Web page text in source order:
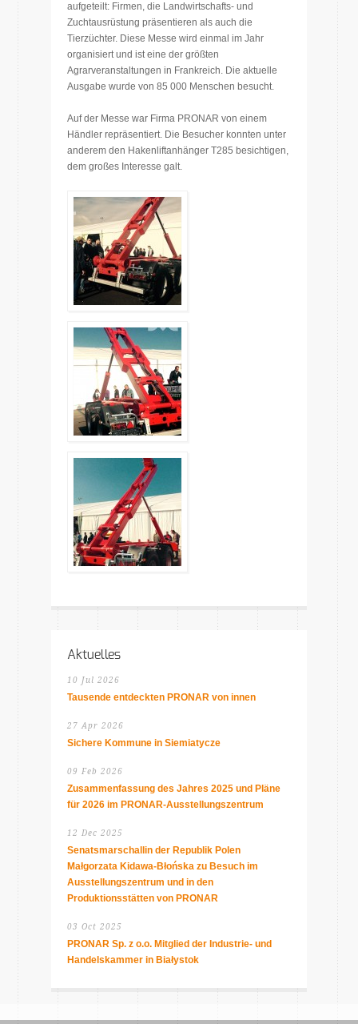
aufgeteilt: Firmen, die Landwirtschafts- und
Zuchtausrüstung präsentieren als auch die
Tierzüchter. Diese Messe wird einmal im Jahr
organisiert und ist eine der größten
Agrarveranstaltungen in Frankreich. Die aktuelle
Ausgabe wurde von 85 000 Menschen besucht.
Auf der Messe war Firma PRONAR von einem
Händler repräsentiert. Die Besucher konnten unter
anderem den Hakenliftanhänger T285 besichtigen,
dem großes Interesse galt.
Aktuelles
10 Jul 2026
Tausende entdeckten PRONAR von innen
27 Apr 2026
Sichere Kommune in Siemiatycze
09 Feb 2026
Zusammenfassung des Jahres 2025 und Pläne
für 2026 im PRONAR-Ausstellungszentrum
12 Dec 2025
Senatsmarschallin der Republik Polen
Małgorzata Kidawa-Błońska zu Besuch im
Ausstellungszentrum und in den
Produktionsstätten von PRONAR
03 Oct 2025
PRONAR Sp. z o.o. Mitglied der Industrie- und
Handelskammer in Białystok